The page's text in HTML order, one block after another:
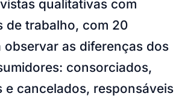
qualitativas com
de trabalho, com 20
observar as diferenças dos
consorciados,
e cancelados, responsáveis